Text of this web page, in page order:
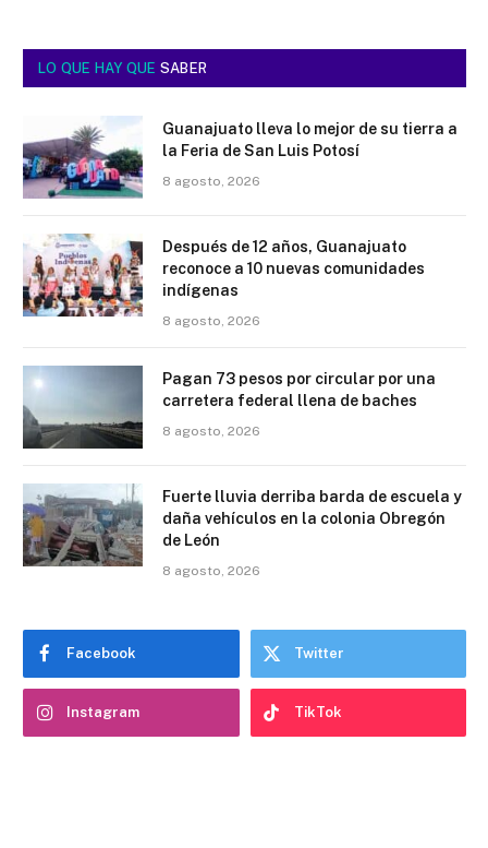
LO QUE HAY QUE SABER
Guanajuato lleva lo mejor de su tierra a
la Feria de San Luis Potosí
8 agosto, 2026
Después de 12 años, Guanajuato
reconoce a 10 nuevas comunidades
indígenas
8 agosto, 2026
Pagan 73 pesos por circular por una
carretera federal llena de baches
8 agosto, 2026
Fuerte lluvia derriba barda de escuela y
daña vehículos en la colonia Obregón
de León
8 agosto, 2026
Facebook Twitter
Instagram TikTok